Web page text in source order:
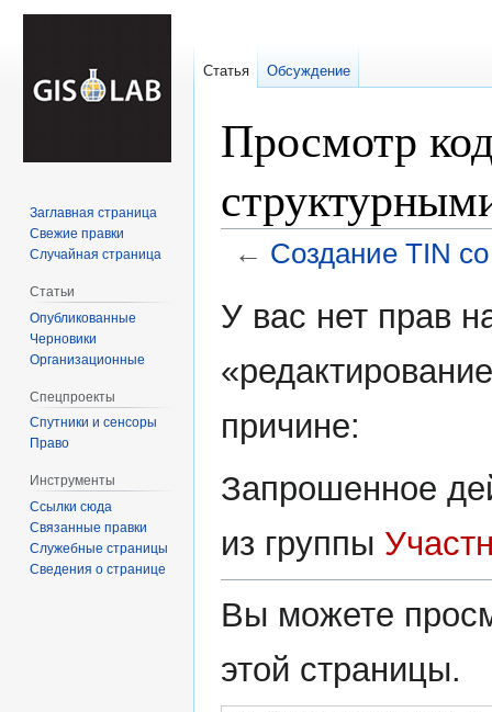
Просмотр
← Создание TIN
ккУ вас нет прав
причине:
Запрошенное
из группы
Вы можете
этой страницы.
Статья Обсуждение
Заглавная страница
Свежие правки
Случайная страница
Статьи
Опубликованные
Черновики
Организационные
Спецпроекты
Спутники и сенсоры
Право
Инструменты
Ссылки сюда
Связанные правки
Служебные страницы
Сведения о странице